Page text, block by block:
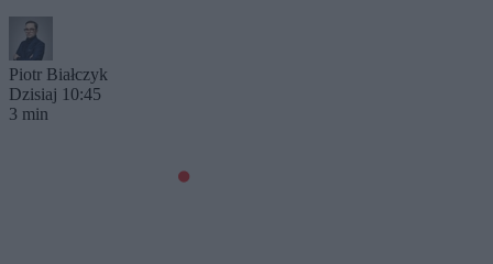
Piotr Białczyk
Dzisiaj 10:45
3 min